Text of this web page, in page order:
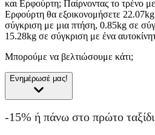
και Ερφούρτη; Παίρνοντας το τρένο
Ερφούρτη θα εξοικονομήσετε
σύγκριση με μια πτήση, 0.85kg σε
15.28kg σε σύγκριση με ένα
Μπορούμε να βελτιώσουμε κάτι;
Ενημέρωσέ μας!
-15% ή πάνω στο πρώτο